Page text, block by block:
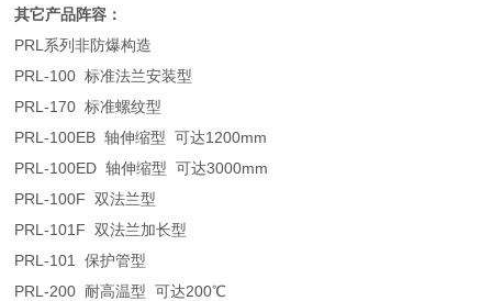
其它产品阵容：
PRL系列非防爆构造
PRL-100 标准法兰安装型
PRL-170 标准螺纹型
PRL-100EB 轴伸缩型 可达1200mm
PRL-100ED 轴伸缩型 可达3000mm
PRL-100F 双法兰型
PRL-101F 双法兰加长型
PRL-101 保护管型
PRL-200 耐高温型 可达200℃